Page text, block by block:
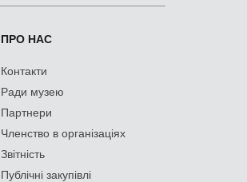
ПРО НАС
Контакти
Ради музею
Партнери
Членство в організаціях
Звітність
Публічні закупівлі